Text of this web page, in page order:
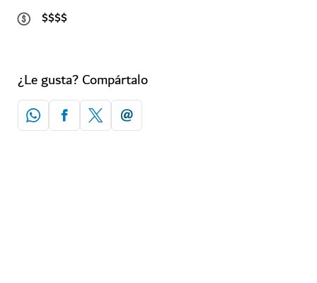
$$$$
¿Le gusta? Compártalo